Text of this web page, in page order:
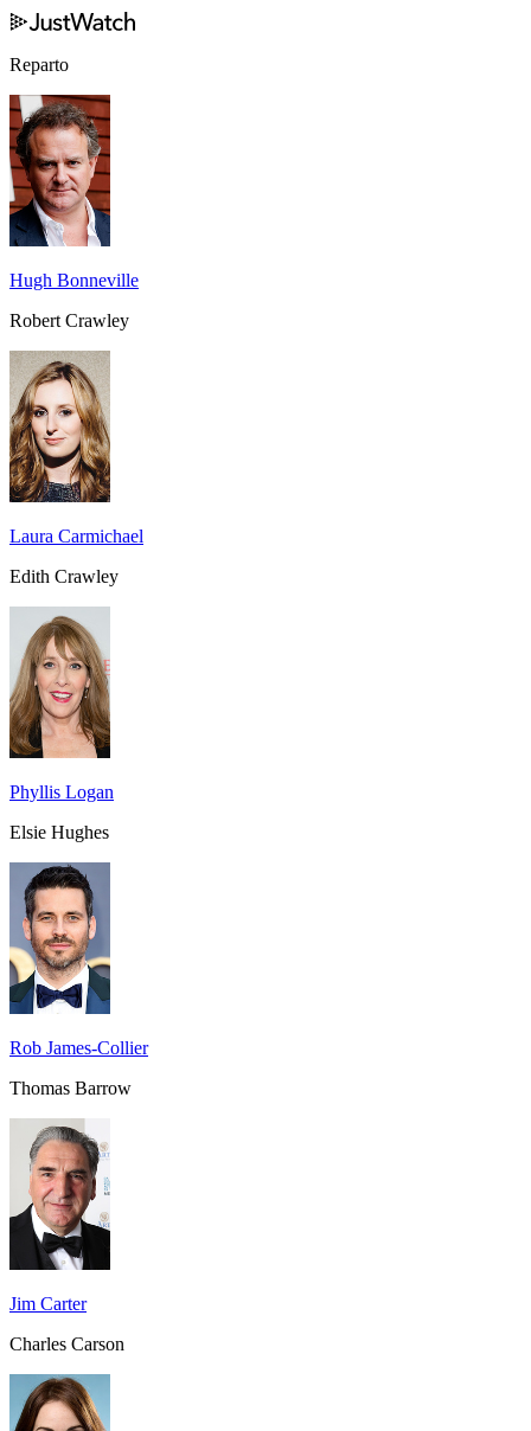
Reparto
Hugh Bonneville
Robert Crawley
Laura Carmichael
Edith Crawley
Phyllis Logan
Elsie Hughes
Rob James-Collier
Thomas Barrow
Jim Carter
Charles Carson